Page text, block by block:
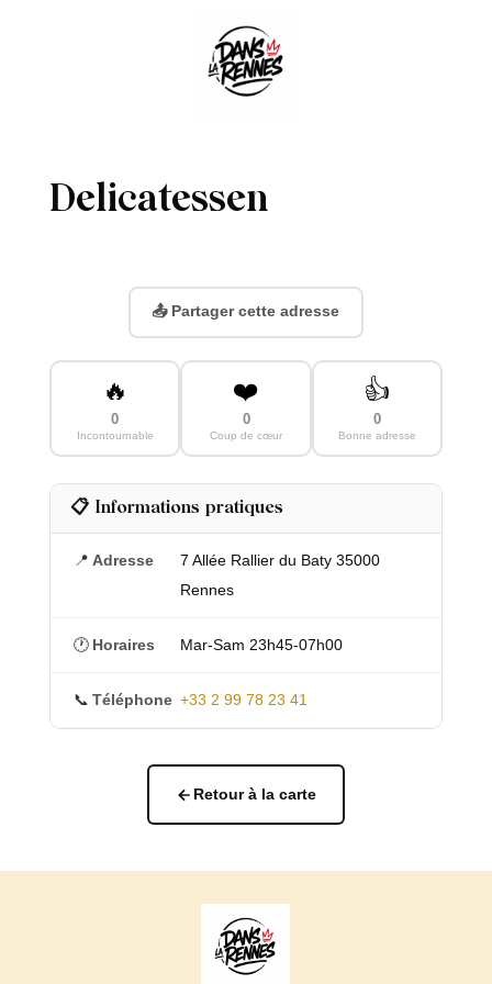
Delicatessen
📤 Partager cette adresse
🔥
0
Incontournable
❤️
0
Coup de cœur
👍
0
Bonne adresse
📋 Informations pratiques
📍 Adresse
7 Allée Rallier du Baty 35000
Rennes
🕐 Horaires Mar-Sam 23h45-07h00
📞 Téléphone +33 2 99 78 23 41
Retour à la carte